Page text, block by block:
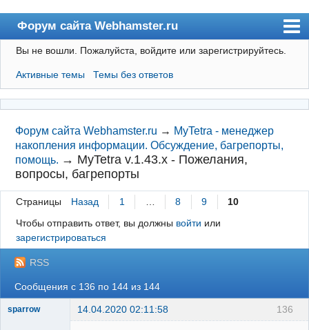
Форум сайта Webhamster.ru
Форум
Пользователи
Поиск
Регистрация
Вход
Webhamster.ru
Вы не вошли. Пожалуйста, войдите или зарегистрируйтесь.
Активные темы Темы без ответов
Форум сайта Webhamster.ru → MyTetra - менеджер
накопления информации. Обсуждение, багрепорты,
помощь. → MyTetra v.1.43.x - Пожелания,
вопросы, багрепорты
Страницы Назад 1 … 8 9
10
Чтобы отправить ответ, вы должны войти или
зарегистрироваться
RSS
Сообщения с 136 по 144 из 144
136
sparrow 14.04.2020 02:11:58